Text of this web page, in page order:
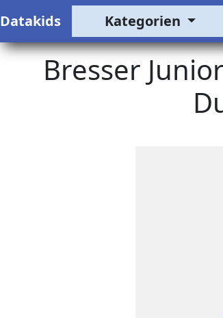
Datakids Kategorien
Bresser